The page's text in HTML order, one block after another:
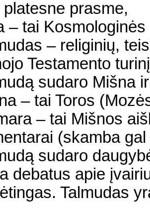
platesne prasme,
– tai
– religinių,
Testamento
sudaro Mišna
– tai Toros
– tai Mišnos
(skamba
sudaro
debatus apie
Talmudas